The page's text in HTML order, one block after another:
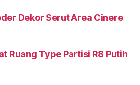
Dekor Serut Area Cinere
Ruang Type Partisi R8 Putih